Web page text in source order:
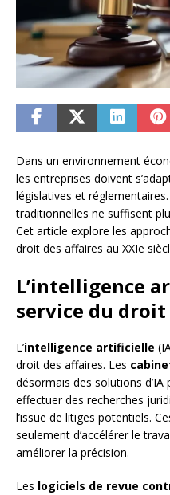
Dans un environnement
les entreprises doivent
législatives et
traditionnelles ne suffisent
Cet article explore les
droit des affaires au XXIe
L’intelligence
service du
L’intelligence artificielle
droit des affaires. Les
désormais des solutions
effectuer des recherches
l’issue de litiges potentiels.
seulement d’accélérer le
améliorer la précision.
Les logiciels de revue